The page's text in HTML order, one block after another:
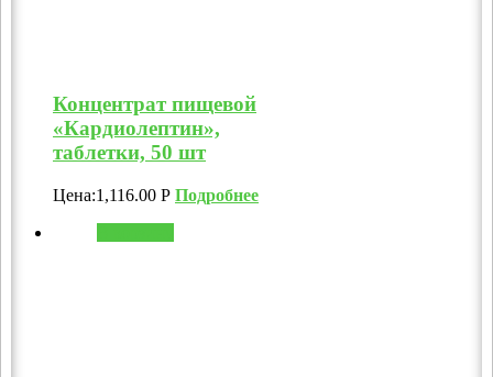
Концентрат пищевой
«Кардиолептин»,
таблетки, 50 шт
Цена:1,116.00 Р Подробнее